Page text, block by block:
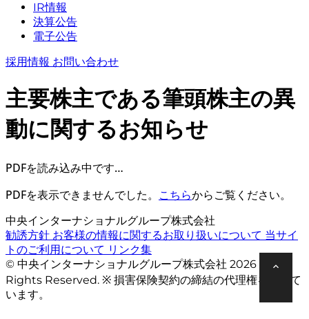
IR情報
決算公告
電子公告
採用情報 お問い合わせ
主要株主である筆頭株主の異
動に関するお知らせ
PDFを読み込み中です…
PDFを表示できませんでした。 こちらからご覧ください。
中央インターナショナルグループ株式会社
勧誘方針 お客様の情報に関するお取り扱いについて 当サイ
トのご利用について リンク集
© 中央インターナショナルグループ株式会社 2026 All
Rights Reserved. ※ 損害保険契約の締結の代理権を有して
います。